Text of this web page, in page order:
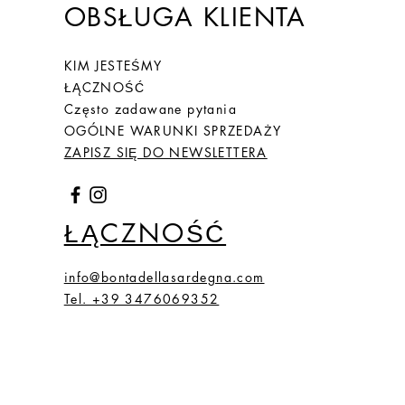
OBSŁUGA KLIENTA
KIM JESTEŚMY
ŁĄCZNOŚĆ
Często zadawane pytania
OGÓLNE WARUNKI SPRZEDAŻY
ZAPISZ SIĘ DO NEWSLETTERA
ŁĄCZNOŚĆ
info@bontadellasardegna.com
Tel. +39 3476069352